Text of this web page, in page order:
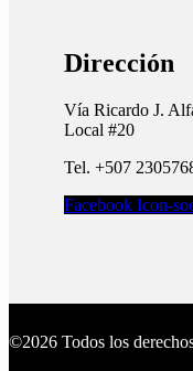
Dirección
Vía Ricardo J.
Local #20
Tel. +507
Facebook Icon-
©2026 Todos los